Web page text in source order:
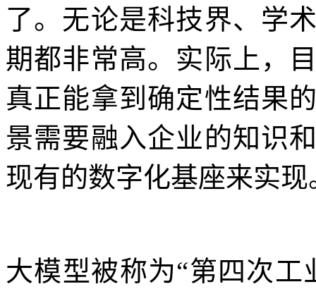
了。无论是科技界、学
期都非常高。实际上，
真正能拿到确定性结果
景需要融入企业的知识
现有的数字化基座来实现
大模型被称为“第四次